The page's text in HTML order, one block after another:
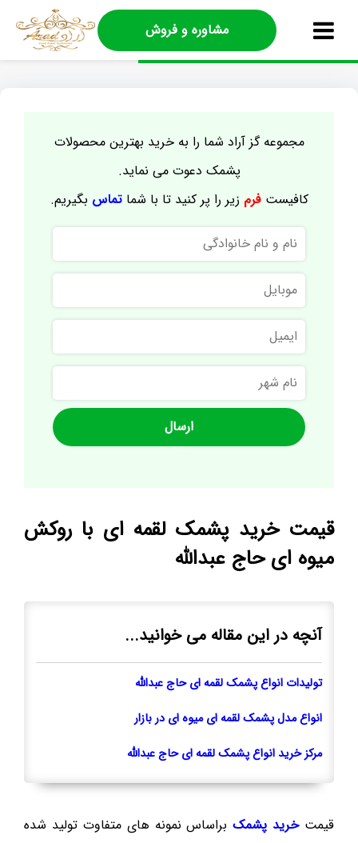
مشاوره و فروش
مجموعه گز آراد شما را به خرید بهترین محصولات
پشمک دعوت می نماید.
کافیستفرم زیر را پر کنید تا با شماتماس بگیریم.
نام
و
نام
خانوادگی
موبایل
ایمیل
نام
شهر
قیمت خرید پشمک لقمه ای با روکش
میوه ای حاج عبدالله
آنچه در این مقاله می خوانید...
تولیدات انواع پشمک لقمه ای حاج عبدالله
انواع مدل پشمک لقمه ای میوه ای در بازار
مرکز خرید انواع پشمک لقمه ای حاج عبدالله
قیمتخرید پشمکبراساس نمونه های متفاوت تولید شده